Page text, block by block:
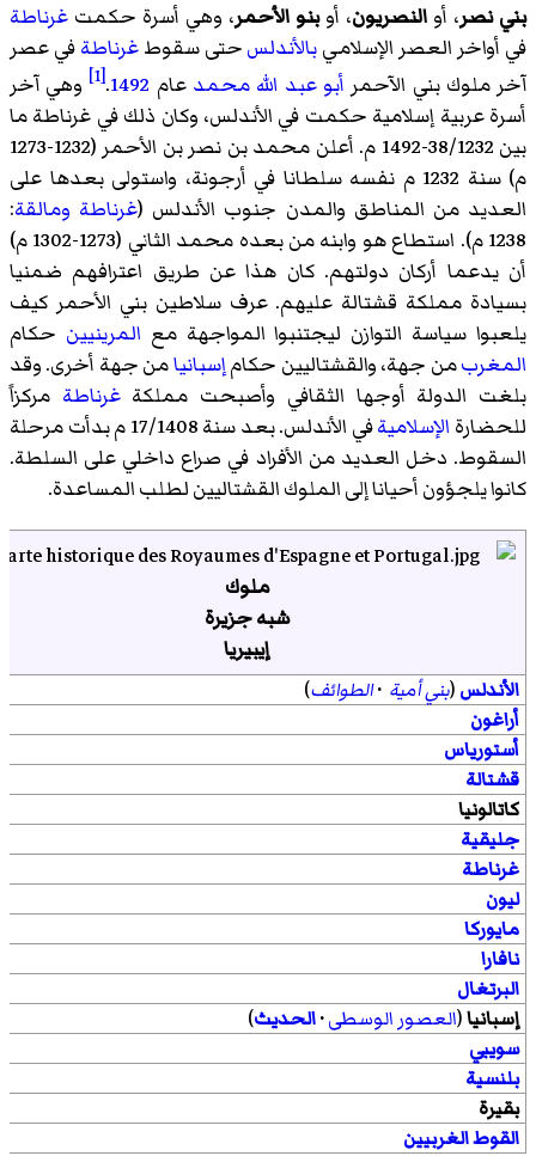
بني نصر، أو النصريون، أوبنو الأحمر، وهي أسرة حكمت غرناطة
في أواخر العصر الإسلاميبالأندلسحتى سقوطغرناطةفي عصر
آخر ملوك بني الآحمر أبو عبد الله محمد عام 1492
.
[1]
وهي آخر
أسرة عربية إسلامية حكمت في الأندلس، وكان ذلك في غرناطة ما
بين 38/1232-1492 م. أعلن محمد بن نصر بن الأحمر (1232-1273
م) سنة 1232 م نفسه سلطانا في أرجونة، واستولى بعدها على
العديد من المناطق والمدن جنوب الأندلس (غرناطة ومالقة:
1238 م). استطاع هو وابنه من بعده محمد الثاني (1273-1302 م)
أن يدعما أركان دولتهم. كان هذا عن طريق اعترافهم ضمنيا
بسيادة مملكة قشتالة عليهم. عرف سلاطين بني الأحمر كيف
يلعبوا سياسة التوازن ليجتنبوا المواجهة مع المرينيين حكام
المغربمن جهة، والقشتاليين حكامإسبانيامن جهة أخرى. وقد
بلغت الدولة أوجها الثقافي وأصبحت مملكةغرناطة مركزاً
للحضارة الإسلامية
في الأندلس. بعد سنة 17/1408 م بدأت مرحلة
السقوط. دخل العديد من الأفراد في صراع داخلي على السلطة.
كانوا يلجؤون أحيانا إلى الملوك القشتاليين لطلب المساعدة.
ملوك
شبه جزيرة
إيبيريا
الأندلس (بني أمية ·الطوائف)
أراغون
أستورياس
قشتالة
كاتالونيا
جليقية
غرناطة
ليون
مايوركا
نافارا
البرتغال
إسبانيا(العصور الوسطى·الحديث)
سويبي
بلنسية
بقيرة
القوط الغربيين